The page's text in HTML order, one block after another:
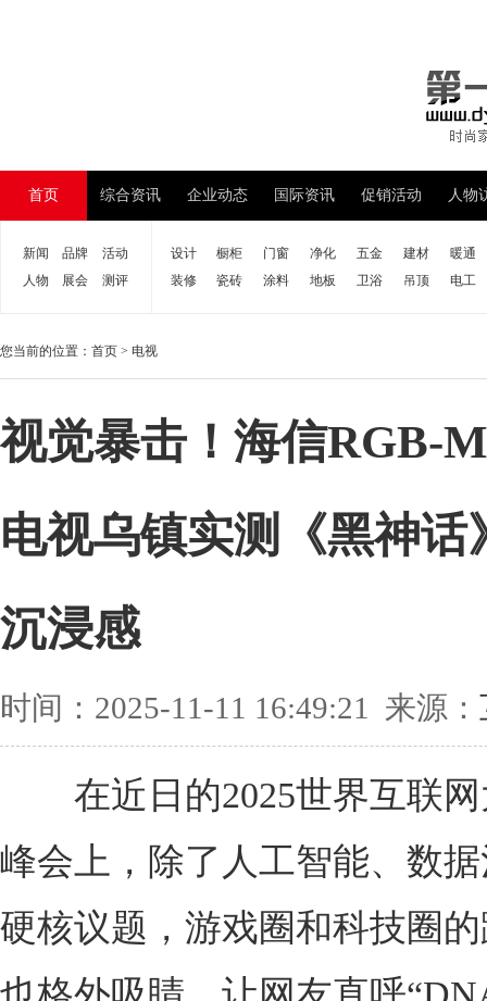
首页 综合资讯 企业动态 国际资讯 促销活动 人物
新闻 品牌
活动
人物
展会 测评
设计 橱柜 门窗 净化 五金 建材
暖通
装修
瓷砖 涂料 地板 卫浴 吊顶 电工
您当前的位置： 首页 > 电视
视觉暴击！海信RGB-
电视乌镇实测《黑神话
沉浸感
时间：2025-11-11 16:49:21 来源：
在近日的2025世界互联网
峰会上，除了人工智能、数
硬核议题，游戏圈和科技圈